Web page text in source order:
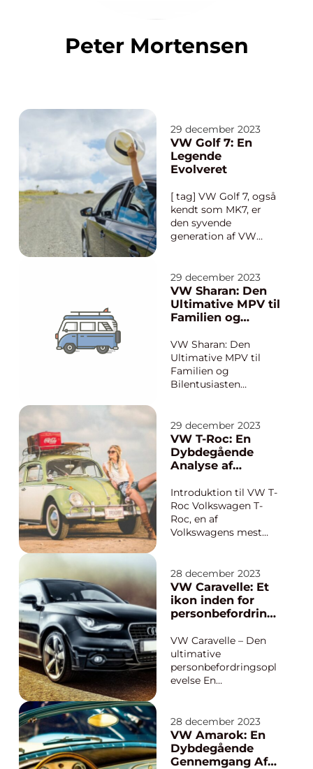
Peter Mortensen
29 december 2023
VW Golf 7: En
Legende
Evolveret
[ tag] VW Golf 7, også
kendt som MK7, er
den syvende
generation af VW
2012. Siden da har Golf
7 været en
uimodståelig favorit
blandt bilentusiaster
af dens imponerende
køreegenskaber,...
29 december 2023
VW Sharan: Den
Ultimative MPV til
Familien og
VW Sharan: Den
Ultimative MPV til
Familien og
Bilentusiasten
været en favorit
blandt bilentusiaster,
der søger en
rummelig og
elegante stil,
avancerede teknologi
og komfortable
køreoplevelse er...
29 december 2023
VW T-Roc: En
Dybdegående
Analyse af
Popularitet
Introduktion til VW T-
Roc Volkswagen T-
Roc, en af
Volkswagens mest
formået at tiltrække
en bred vifte af
bilentusiaster og
kvalitetsbevidste
stilfulde og moderne
designstil,
imponerende ydeev...
28 december 2023
VW Caravelle: Et
ikon inden for
personbefordring
VW Caravelle – Den
ultimative
personbefordringsopl
evelse En
der gør VW Caravelle
til den ultimative
personbefordringsopl
evelse? Hvordan kan
28 december 2023
VW Amarok: En
Dybdegående
Gennemgang Af